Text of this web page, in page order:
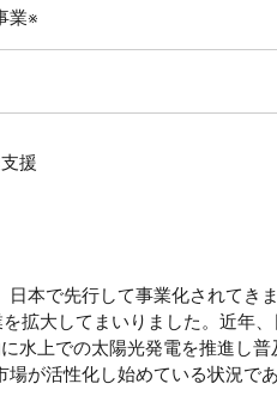
業※
援
本で先行して事業化されてき
拡大してまいりました。近年
水上での太陽光発電を推進し普
が活性化し始めている状況であ